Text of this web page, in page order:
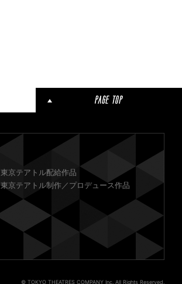
東京テアトル配給作品
東京テアトル制作／プロデュース作品
© TOKYO THEATRES COMPANY Inc. All Rights Reserved.